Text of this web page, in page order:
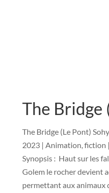
The Bridge
The Bridge (Le Pont)
2023 | Animation, fiction
Synopsis : Haut sur les
Golem le rocher devient
permettant aux animaux